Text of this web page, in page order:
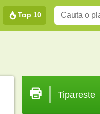
Top 10
Tipareste